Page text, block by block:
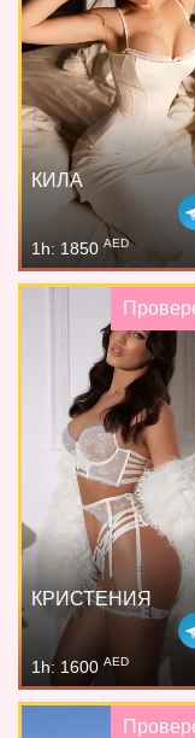
КИЛА
1h: 1850 AED
КРИСТЕНИЯ
1h: 1600 AED